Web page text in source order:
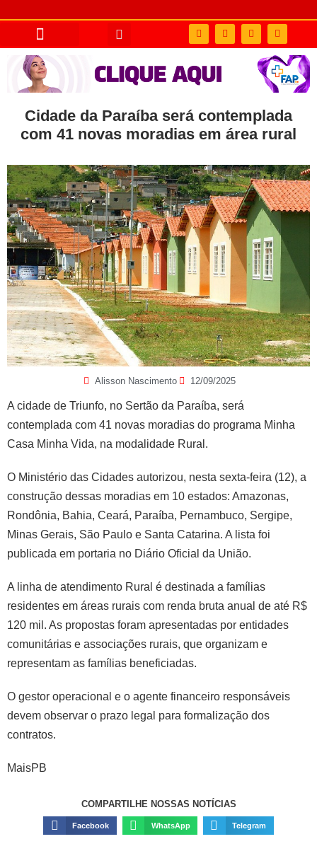
Cidade da Paraíba será contemplada
com 41 novas moradias em área rural
Alisson Nascimento 12/09/2025
A cidade de Triunfo, no Sertão da Paraíba, será
contemplada com 41 novas moradias do programa Minha
Casa Minha Vida, na modalidade Rural.
O Ministério das Cidades autorizou, nesta sexta-feira (12), a
construção dessas moradias em 10 estados: Amazonas,
Rondônia, Bahia, Ceará, Paraíba, Pernambuco, Sergipe,
Minas Gerais, São Paulo e Santa Catarina. A lista foi
publicada em portaria no Diário Oficial da União.
A linha de atendimento Rural é destinada a famílias
residentes em áreas rurais com renda bruta anual de até R$
120 mil. As propostas foram apresentadas por entidades
comunitárias e associações rurais, que organizam e
representam as famílias beneficiadas.
O gestor operacional e o agente financeiro responsáveis
devem observar o prazo legal para formalização dos
contratos.
MaisPB
COMPARTILHE NOSSAS NOTÍCIAS
Facebook WhatsApp Telegram